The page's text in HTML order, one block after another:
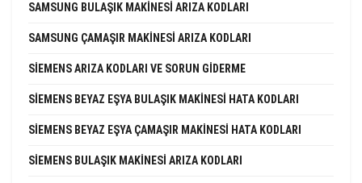
SAMSUNG BULAŞIK MAKINESI ARIZA KODLARI
SAMSUNG ÇAMAŞIR MAKINESI ARIZA KODLARI
SIEMENS ARIZA KODLARI VE SORUN GIDERME
SIEMENS BEYAZ EŞYA BULAŞIK MAKINESI HATA KODLARI
SIEMENS BEYAZ EŞYA ÇAMAŞIR MAKINESI HATA KODLARI
SIEMENS BULAŞIK MAKINESI ARIZA KODLARI